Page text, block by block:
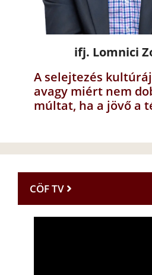
ifj. Lomnici
A selejtezés
avagy miért nem
múltat, ha a jövő a
CÖF TV